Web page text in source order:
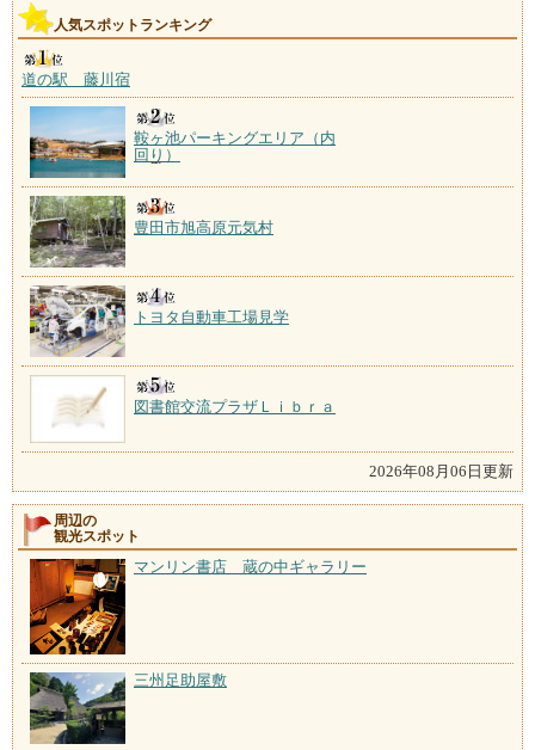
人気スポットランキング
道の駅 藤川宿
鞍ヶ池パーキングエリア（内
回り）
豊田市旭高原元気村
トヨタ自動車工場見学
図書館交流プラザＬｉｂｒａ
2026年08月06日更新
周辺の
観光スポット
マンリン書店 蔵の中ギャラリー
三州足助屋敷